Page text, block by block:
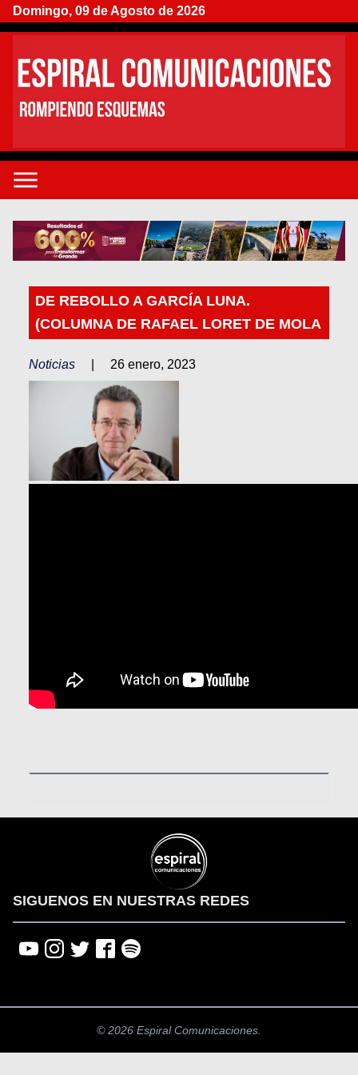
Domingo, 09 de Agosto de 2026
DE REBOLLO A GARCÍA LUNA.
(COLUMNA DE RAFAEL LORET DE MOLA
Noticias 26 enero, 2023
SIGUENOS EN NUESTRAS REDES
© 2026 Espiral Comunicaciones.